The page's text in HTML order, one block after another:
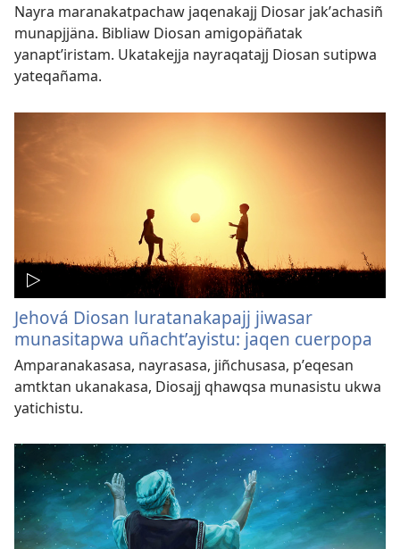
Nayra maranakatpachaw jaqenakajj Diosar jakʼachasiñ
munapjjäna. Bibliaw Diosan amigopäñatak
yanaptʼiristam. Ukatakejja nayraqatajj Diosan sutipwa
yateqañama.
Jehová Diosan luratanakapajj jiwasar
munasitapwa uñachtʼayistu: jaqen cuerpopa
Amparanakasasa, nayrasasa, jiñchusasa, pʼeqesan
amtktan ukanakasa, Diosajj qhawqsa munasistu ukwa
yatichistu.